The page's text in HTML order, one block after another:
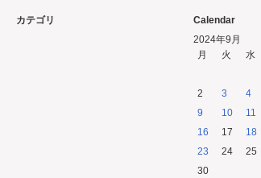
カテゴリ
Calendar
2024年9月
月
火 水
2
3 4
9
10 11
16
17 18
23
24 25
30